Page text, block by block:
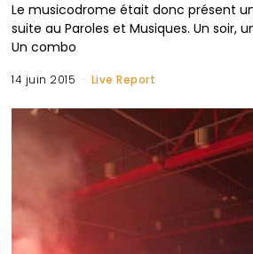
Le musicodrome était donc présent
suite au Paroles et Musiques. Un soir,
Un combo
14 juin 2015 Live Report